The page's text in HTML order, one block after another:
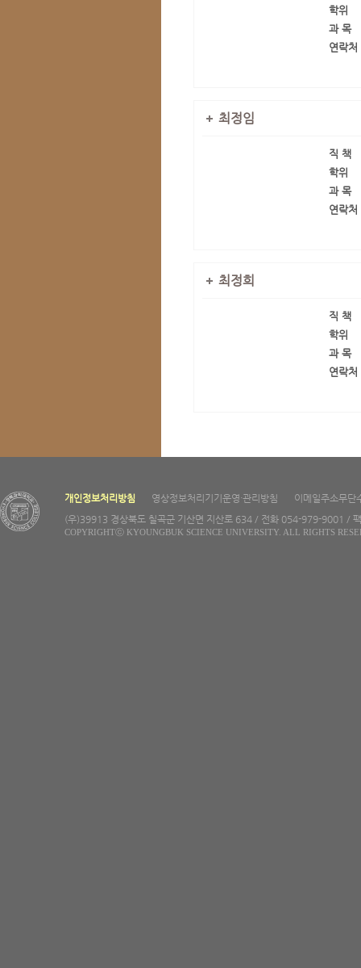
학위
과 목
연락처
최정임
직 책
학위
과 목
연락처
최정희
직 책
학위
과 목
연락처
개인정보처리방침 영상정보처리기기운영·관리방침
이메일주소무단
(우)39913 경상북도 칠곡군 기산면 지산로 634 / 전화 054-979-9001 /
COPYRIGHTⓒ KYOUNGBUK SCIENCE UNIVERSITY. ALL RIGHTS